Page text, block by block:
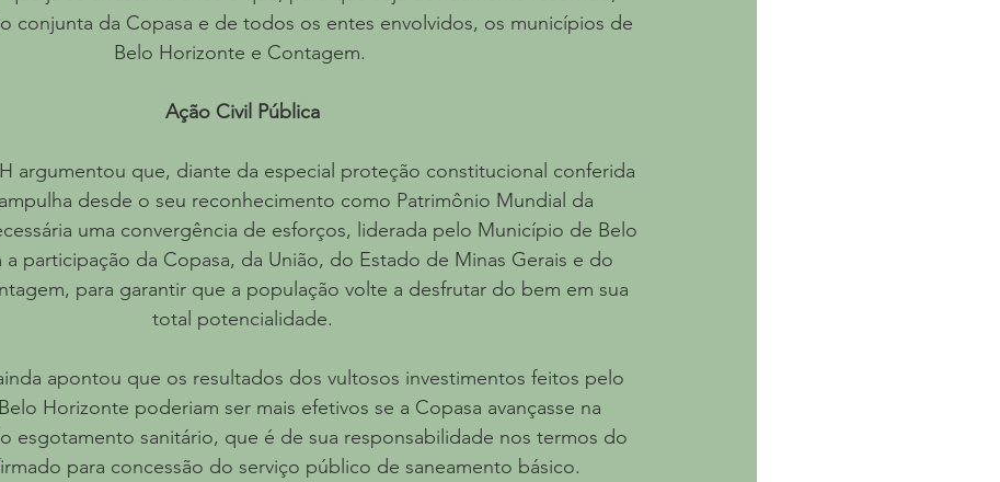
conjunta da Copasa e de todos os entes envolvidos, os municípios de
Belo Horizonte e Contagem.
Ação Civil Pública
argumentou que, diante da especial proteção constitucional conferida
desde o seu reconhecimento como Patrimônio Mundial da
uma convergência de esforços, liderada pelo Município de Belo
participação da Copasa, da União, do Estado de Minas Gerais e do
para garantir que a população volte a desfrutar do bem em sua
total potencialidade.
apontou que os resultados dos vultosos investimentos feitos pelo
Horizonte poderiam ser mais efetivos se a Copasa avançasse na
esgotamento sanitário, que é de sua responsabilidade nos termos do
para concessão do serviço público de saneamento básico.